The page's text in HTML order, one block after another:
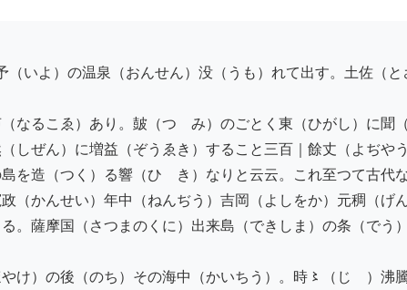
なるこゑ）あり。皷（つゞみ）のごとく東（ひがし）に聞
しぜん）に増益（ぞうゑき）すること三百｜餘丈（よぢや
を造（つく）る響（ひゞき）なりと云云。これ至つて古代な
（かんせい）年中（ねんぢう）吉岡（よしをか）元稠（げ
。薩摩国（さつまのくに）出来島（できしま）の条（でう
け）の後（のち）その海中（かいちう）。時〻（じゝ）沸